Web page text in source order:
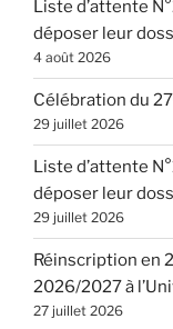
Liste d’attente
déposer leur
4 août 2026
Célébration du
29 juillet 2026
Liste d’attente
déposer leur
29 juillet 2026
Réinscription en
2026/2027 à
27 juillet 2026